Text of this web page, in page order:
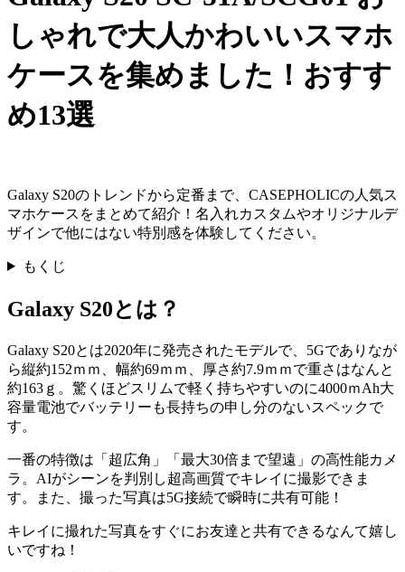
しゃれで大人かわいいスマホ
ケースを集めました！おすす
め13選
Galaxy S20のトレンドから定番まで、CASEPHOLICの人気ス
マホケースをまとめて紹介！名入れカスタムやオリジナルデ
ザインで他にはない特別感を体験してください。
もくじ
Galaxy S20とは？
Galaxy S20とは2020年に発売されたモデルで、5Gでありなが
ら縦約152ｍｍ、幅約69ｍｍ、厚さ約7.9ｍｍで重さはなんと
約163ｇ。驚くほどスリムで軽く持ちやすいのに4000ｍAh大
容量電池でバッテリーも長持ちの申し分のないスペックで
す。
一番の特徴は「超広角」「最大30倍まで望遠」の高性能カメ
ラ。AIがシーンを判別し超高画質でキレイに撮影できま
す。また、撮った写真は5G接続で瞬時に共有可能！
キレイに撮れた写真をすぐにお友達と共有できるなんて嬉し
いですね！